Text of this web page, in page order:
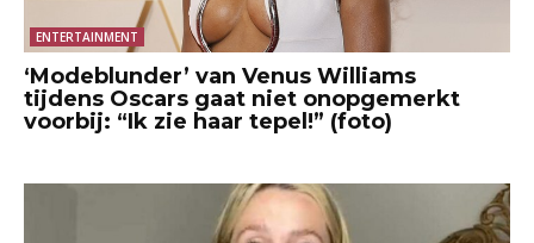
ENTERTAINMENT
‘Modeblunder’ van Venus Williams
tijdens Oscars gaat niet onopgemerkt
voorbij: “Ik zie haar tepel!” (foto)